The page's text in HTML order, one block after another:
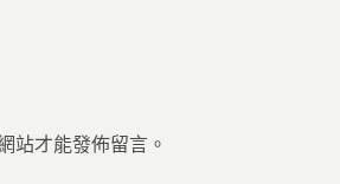
站才能發佈留言。